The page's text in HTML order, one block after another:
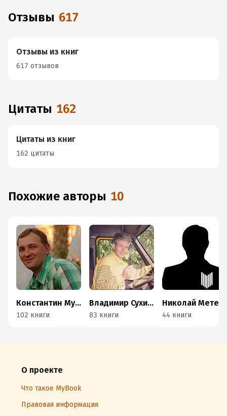
Отзывы 617
Отзывы из книг
617 отзывов
Цитаты 162
Цитаты из книг
162 цитаты
Похожие авторы 10
Константин Муравьёв
102 книги
Владимир Сухинин
83 книги 44 книги
О проекте
Что такое MyBook
Правовая информация